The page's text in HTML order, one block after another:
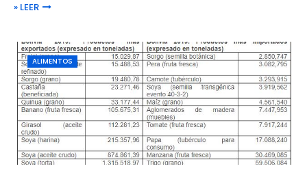
» LEER
ALIMENTOS